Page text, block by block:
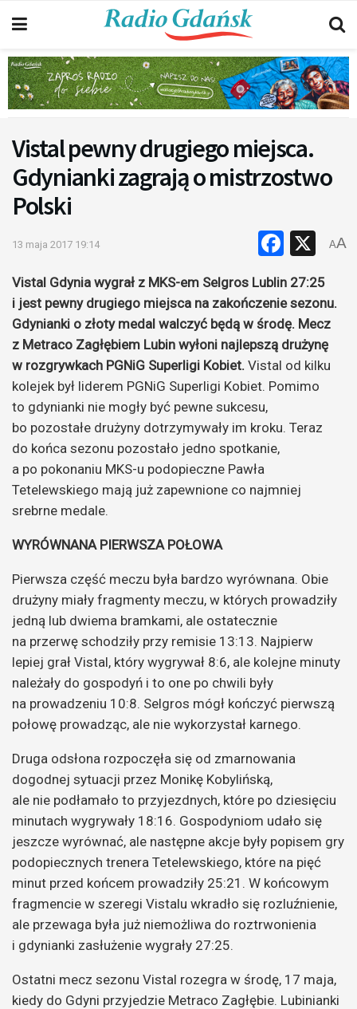
Vistal pewny drugiego miejsca.
Gdynianki zagrają o mistrzostwo
Polski
13 maja 2017 19:14 X
AA
Vistal Gdynia wygrał z MKS-em Selgros Lublin 27:25
i jest pewny drugiego miejsca na zakończenie sezonu.
Gdynianki o złoty medal walczyć będą w środę. Mecz
z Metraco Zagłębiem Lubin wyłoni najlepszą drużynę
w rozgrywkach PGNiG Superligi Kobiet. Vistal od kilku
kolejek był liderem PGNiG Superligi Kobiet. Pomimo
to gdynianki nie mogły być pewne sukcesu,
bo pozostałe drużyny dotrzymywały im kroku. Teraz
do końca sezonu pozostało jedno spotkanie,
a po pokonaniu MKS-u podopieczne Pawła
Tetelewskiego mają już zapewnione co najmniej
srebrne medale.
WYRÓWNANA PIERWSZA POŁOWA
Pierwsza część meczu była bardzo wyrównana. Obie
drużyny miały fragmenty meczu, w których prowadziły
jedną lub dwiema bramkami, ale ostatecznie
na przerwę schodziły przy remisie 13:13. Najpierw
lepiej grał Vistal, który wygrywał 8:6, ale kolejne minuty
należały do gospodyń i to one po chwili były
na prowadzeniu 10:8. Selgros mógł kończyć pierwszą
połowę prowadząc, ale nie wykorzystał karnego.
Druga odsłona rozpoczęła się od zmarnowania
dogodnej sytuacji przez Monikę Kobylińską,
ale nie podłamało to przyjezdnych, które po dziesięciu
minutach wygrywały 18:16. Gospodyniom udało się
jeszcze wyrównać, ale następne akcje były popisem gry
podopiecznych trenera Tetelewskiego, które na pięć
minut przed końcem prowadziły 25:21. W końcowym
fragmencie w szeregi Vistalu wkradło się rozluźnienie,
ale przewaga była już niemożliwa do roztrwonienia
i gdynianki zasłużenie wygrały 27:25.
Ostatni mecz sezonu Vistal rozegra w środę, 17 maja,
kiedy do Gdyni przyjedzie Metraco Zagłębie. Lubinianki